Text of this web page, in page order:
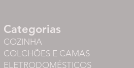
Categorias
COZINHA
COLCHÕES E CAMAS
ELETRODOMÉSTICOS